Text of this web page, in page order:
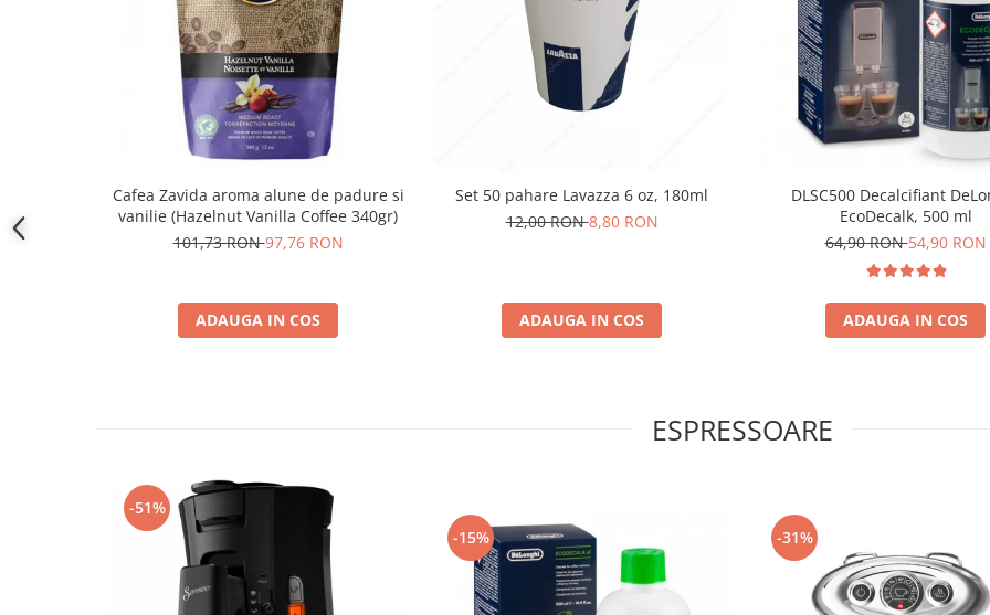
Cafea Zavida aroma alune de padure si
vanilie (Hazelnut Vanilla Coffee 340gr)
101,73 RON97,76 RON
ADAUGA IN COS
Set 50 pahare Lavazza 6 oz, 180ml
12,00 RON8,80 RON
ADAUGA IN COS
DLSC500 Decalcifiant
EcoDecalk, 500 ml
64,90 RON54,90 RON
ADAUGA IN COS
ESPRESSOARE
-51%
-15% -31%